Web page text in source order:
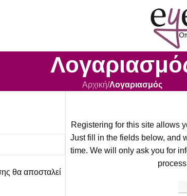
Αρχική/Λογαριασμός
θα αποσταλεί
Registering for this site allows
Just fill in the fields below, and
time. We will only ask you for